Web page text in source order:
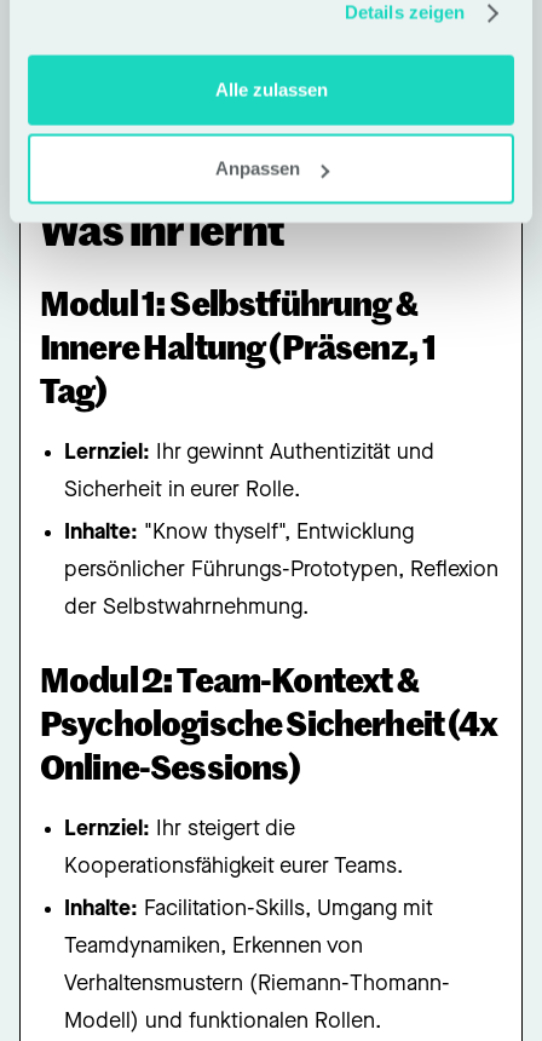
Details zeigen
Alle zulassen
Anpassen
Was ihr lernt
Modul 1: Selbstführung &
Innere Haltung (Präsenz, 1
Tag)
Lernziel: Ihr gewinnt Authentizität und
Sicherheit in eurer Rolle.
Inhalte: "Know thyself", Entwicklung
persönlicher Führungs-Prototypen, Reflexion
der Selbstwahrnehmung.
Modul 2: Team-Kontext &
Psychologische Sicherheit (4x
Online-Sessions)
Lernziel: Ihr steigert die
Kooperationsfähigkeit eurer Teams.
Inhalte: Facilitation-Skills, Umgang mit
Teamdynamiken, Erkennen von
Verhaltensmustern (Riemann-Thomann-
Modell) und funktionalen Rollen.